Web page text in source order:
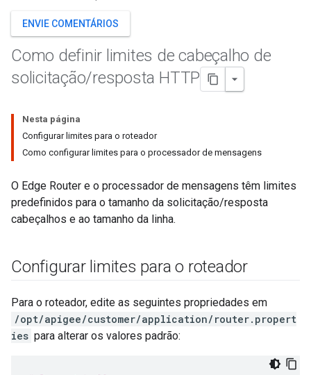
ENVIE COMENTÁRIOS
Como definir limites de cabeçalho de
solicitação/resposta HTTP
Nesta página
Configurar limites para o roteador
Como configurar limites para o processador de mensagens
O Edge Router e o processador de mensagens têm limites
predefinidos para o tamanho da solicitação/resposta
cabeçalhos e ao tamanho da linha.
Configurar limites para o roteador
Para o roteador, edite as seguintes propriedades em
/opt/apigee/customer/application/router.propert
ies para alterar os valores padrão: